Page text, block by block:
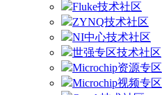
Fluke技术社区
ZYNQ技术社区
NI中心技术社区
世强专区技术社区
Microchip资源专区
Microchip视频专区